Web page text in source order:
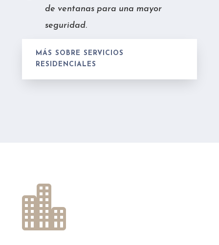
de ventanas para una mayor
seguridad.
MÁS SOBRE SERVICIOS
RESIDENCIALES
